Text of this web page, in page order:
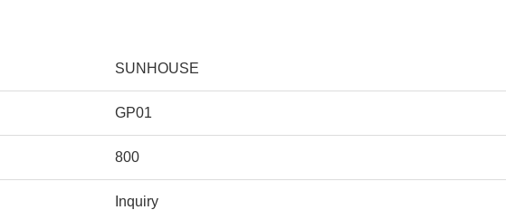
SUNHOUSE
GP01
800
Inquiry